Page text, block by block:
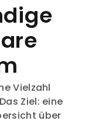
Vielzahl
Ziel: eine
über